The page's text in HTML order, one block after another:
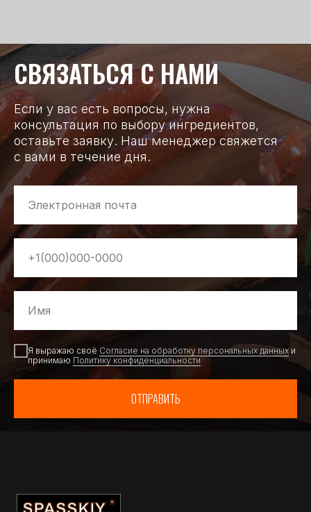
СВЯЗАТЬСЯ С НАМИ
Если у вас есть вопросы, нужна
консультация по выбору ингредиентов,
оставьте заявку. Наш менеджер свяжется
с вами в течение дня.
Я выражаю своё Согласие на обработку персональных данных и
принимаю Политику конфиденциальности
ОТПРАВИТЬ